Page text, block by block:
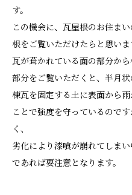
す。
この機会に、瓦屋根のお住ま
根をご覧いただけたらと思いま
瓦が葺かれている面の部分か
部分をご覧いただくと、半月状
棟瓦を固定する土に表面から
ことで強度を守っているので
く、
劣化により漆喰が崩れてしま
であれば要注意となります。